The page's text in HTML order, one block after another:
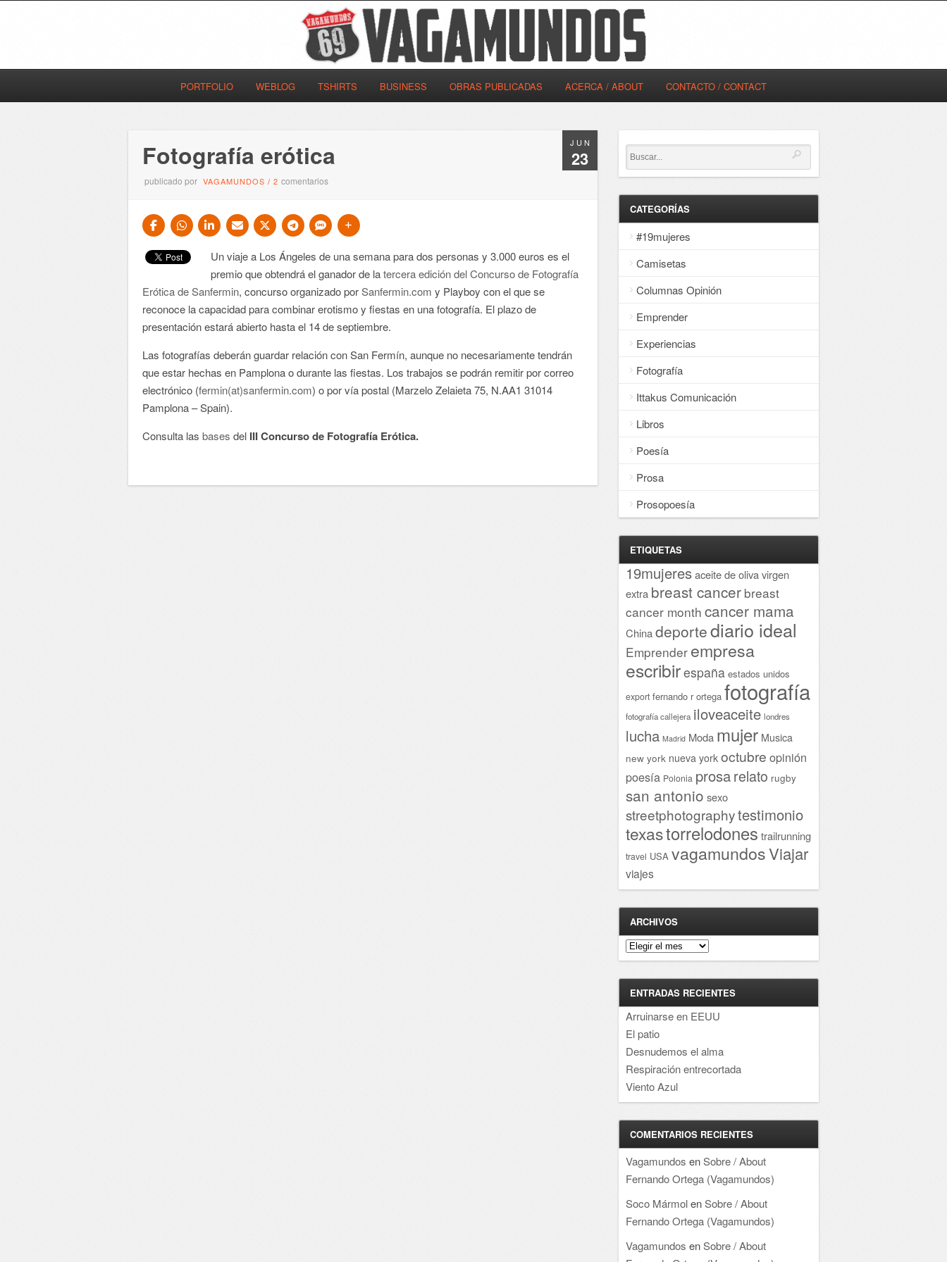
PORTFOLIO WEBLOG TSHIRTS BUSINESS OBRAS PUBLICADAS ACERCA / ABOUT CONTACTO / CONTACT
JUN
23
Fotografía erótica
publicado por VAGAMUNDOS /2comentarios
Un viaje a Los Ángeles de una semana para dos personas y 3.000 euros es el
premio que obtendrá el ganador de latercera edición del Concurso de Fotografía
Erótica de Sanfermin, concurso organizado porSanfermin.com y Playboy con el que se
reconoce la capacidad para combinar erotismo y fiestas en una fotografía. El plazo de
presentación estará abierto hasta el 14 de septiembre.
Las fotografías deberán guardar relación con San Fermín, aunque no necesariamente tendrán
que estar hechas en Pamplona o durante las fiestas. Los trabajos se podrán remitir por correo
electrónico (fermin(at)sanfermin.com) o por vía postal (Marzelo Zelaieta 75, N.AA1 31014
Pamplona – Spain).
Consulta lasbases del III Concurso de Fotografía Erótica.
CATEGORÍAS
#19mujeres
Camisetas
Columnas Opinión
Emprender
Experiencias
Fotografía
Ittakus Comunicación
Libros
Poesía
Prosa
Prosopoesía
ETIQUETAS
19mujeresaceite de oliva virgen
extra breast cancer breast
cancer month cancer mama
Chinadeportediario ideal
Emprender empresa
escribirespaña estados unidos
export fernando r ortega fotografía
fotografía callejera iloveaceite londres
lucha Madrid Moda mujer Musica
new york nueva york octubre opinión
poesía Polonia prosarelato rugby
san antonio sexo
streetphotographytestimonio
texastorrelodones trailrunning
travel USA vagamundosViajar
viajes
ARCHIVOS
Archivos
ENTRADAS RECIENTES
Arruinarse en EEUU
El patio
Desnudemos el alma
Respiración entrecortada
Viento Azul
COMENTARIOS RECIENTES
Vagamundos enSobre / About
Fernando Ortega (Vagamundos)
Soco MármolenSobre / About
Fernando Ortega (Vagamundos)
Vagamundos enSobre / About